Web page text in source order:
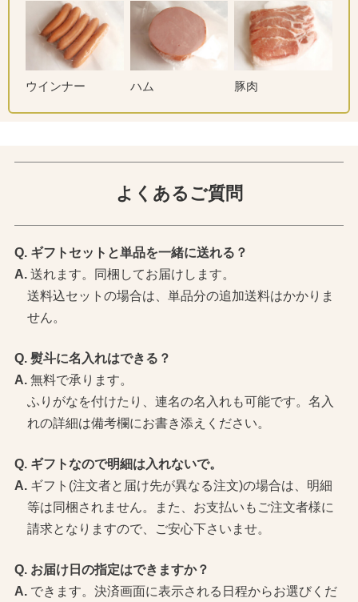
ウインナー ハム 豚肉
よくあるご質問
ギフトセットと単品を一緒に送れる？
送れます。同梱してお届けします。
送料込セットの場合は、単品分の追加送料はかかりま
せん。
熨斗に名入れはできる？
無料で承ります。
ふりがなを付けたり、連名の名入れも可能です。名入
れの詳細は備考欄にお書き添えください。
ギフトなので明細は入れないで。
ギフト(注文者と届け先が異なる注文)の場合は、明細
等は同梱されません。また、お支払いもご注文者様に
請求となりますので、ご安心下さいませ。
お届け日の指定はできますか？
できます。決済画面に表示される日程からお選びくだ